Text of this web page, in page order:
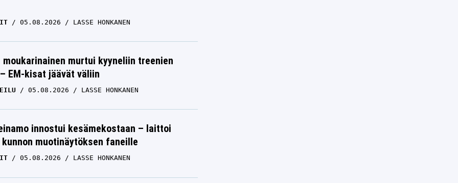
05.08.2026 LASSE HONKANEN
moukarinainen murtui kyyneliin treenien
EM-kisat jäävät väliin
05.08.2026 LASSE HONKANEN
innostui kesämekostaan – laittoi
muotinäytöksen faneille
05.08.2026 LASSE HONKANEN